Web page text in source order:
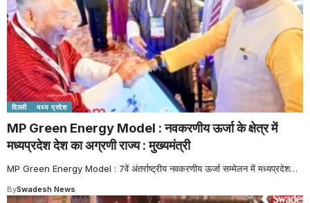
दिल्ली मध्य प्रदेश
MP Green Energy Model : नवकरणीय ऊर्जा के क्षेत्र में
मध्यप्रदेश देश का अग्रणी राज्य : मुख्यमंत्री
MP Green Energy Model : 7वें अंतर्राष्ट्रीय नवकरणीय ऊर्जा सम्मेलन में मध्यप्रदेश…
BySwadesh News